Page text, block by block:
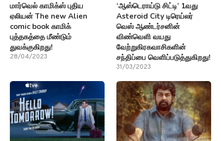
மார்வெல் காமிக்ஸ் புதிய
ஏலியன் The new Alien
comic book காமிக்
புத்தகத்தை மீண்டும்
துவக்குகிறது!
28/04/2023
‘ஆஸ்டெராய்டு சிட்டி’ 1வது
Asteroid City டிரெய்லர்
வெஸ் ஆண்டர்சனின்
விண்வெளி வயது
வேற்றுகிரகவாசிகளின்
சந்திப்பை வெளிப்படுத்துகிறது!
31/03/2023